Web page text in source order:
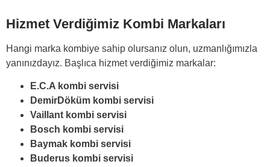
Hizmet Verdiğimiz Kombi Markaları
Hangi marka kombiye sahip olursanız olun, uzmanlığımızla
yanınızdayız. Başlıca hizmet verdiğimiz markalar:
E.C.A kombi servisi
DemirDöküm kombi servisi
Vaillant kombi servisi
Bosch kombi servisi
Baymak kombi servisi
Buderus kombi servisi